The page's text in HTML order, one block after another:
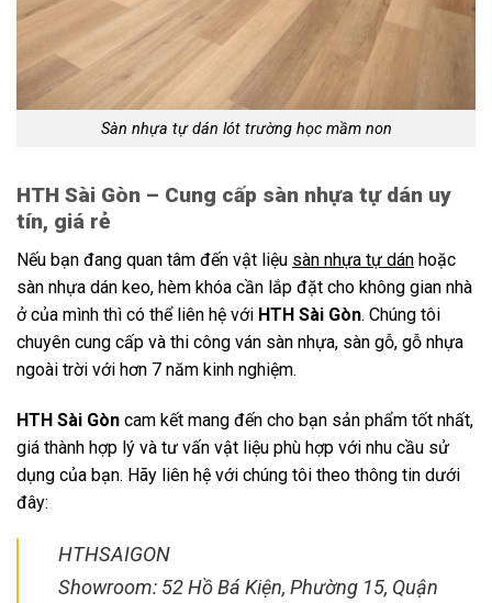
Sàn nhựa tự dán lót trường học mầm non
HTH Sài Gòn – Cung cấp sàn nhựa tự dán uy
tín, giá rẻ
Nếu bạn đang quan tâm đến vật liệu sàn nhựa tự dán hoặc
sàn nhựa dán keo, hèm khóa cần lắp đặt cho không gian nhà
ở của mình thì có thể liên hệ với HTH Sài Gòn. Chúng tôi
chuyên cung cấp và thi công ván sàn nhựa, sàn gỗ, gỗ nhựa
ngoài trời với hơn 7 năm kinh nghiệm.
HTH Sài Gòn cam kết mang đến cho bạn sản phẩm tốt nhất,
giá thành hợp lý và tư vấn vật liệu phù hợp với nhu cầu sử
dụng của bạn. Hãy liên hệ với chúng tôi theo thông tin dưới
đây:
HTHSAIGON
Showroom: 52 Hồ Bá Kiện, Phường 15, Quận